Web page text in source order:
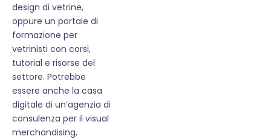
design di vetrine,
oppure un portale di
formazione per
vetrinisti con corsi,
tutorial e risorse del
settore. Potrebbe
essere anche la casa
digitale di un’agenzia di
consulenza per il visual
merchandising,